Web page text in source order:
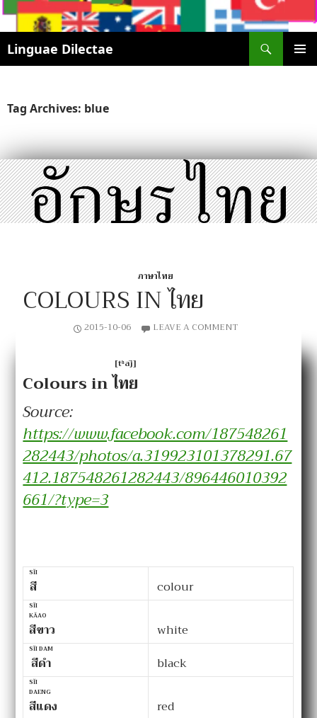
Linguae Dilectae
SKIP
Tag Archives: blue
ภาษาไทย
COLOURS IN ไทย
2015-10-06 LEAVE A COMMENT
Colours inไทย
[tʰāj]
Source:
https://www.facebook.com/187548261
282443/photos/a.319923101378291.67
412.187548261282443/896446010392
661/?type=3
สี
SĬI
colour
สีขาว
SĬI
KĂAO
white
สีดำ
SĬI DAM
black
สีแดง
SĬI
DAENG
red